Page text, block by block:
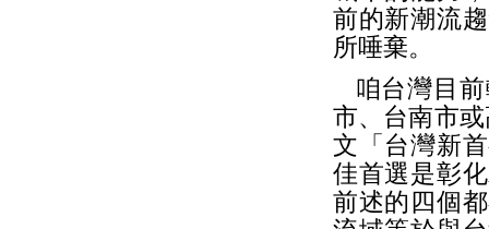
前的新潮流
所唾棄。
咱台灣目前
市、台南市
文「台灣新
佳首選是彰
前述的四個